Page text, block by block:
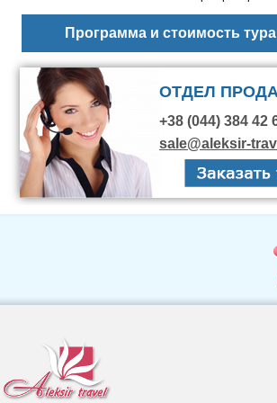
Программа и стоимость тура
ОТДЕЛ
+38 (044) 384 42
sale@aleksir-